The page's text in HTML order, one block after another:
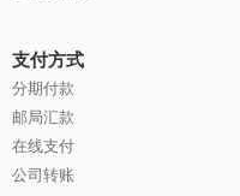
支付方式
分期付款
邮局汇款
在线支付
公司转账